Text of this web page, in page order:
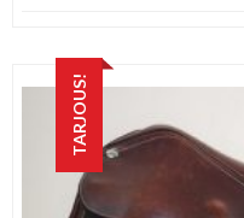
TARJOUS!